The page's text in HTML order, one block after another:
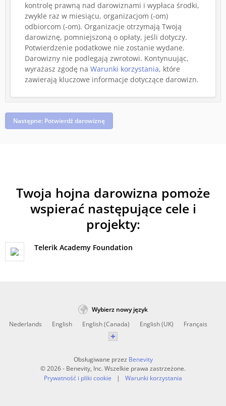
kontrolę prawną nad darowiznami i wypłaca środki,
zwykle raz w miesiącu, organizacjom (-om)
odbiorcom (-om). Organizacje otrzymają Twoją
darowiznę, pomniejszoną o opłaty, jeśli dotyczy.
Potwierdzenie podatkowe nie zostanie wydane.
Darowizny nie podlegają zwrotowi. Kontynuując,
wyrażasz zgodę na Warunki korzystania, które
zawierają kluczowe informacje dotyczące darowizn.
Następne: Potwierdź darowiznę
Twoja hojna darowizna pomoże
wspierać następujące cele i
projekty:
Telerik Academy Foundation
Wybierz nowy język
Nederlands
English English (Canada) English (UK) Français
Obsługiwane przez Benevity
© 2026 - Benevity, Inc. Wszelkie prawa zastrzeżone.
Prywatność i pliki cookie
Warunki korzystania